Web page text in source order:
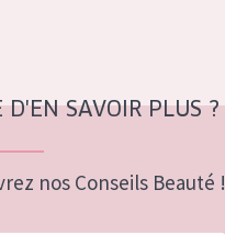
à sèche
D'EN SAVOIR PLUS ?
nos Conseils Beauté !